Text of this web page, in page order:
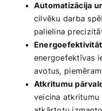
Automatizācija⁤
cilvēku darba
palielina
energoefektīvas
avotus,⁤
Atkritumu‌
veicina atkritumu⁣